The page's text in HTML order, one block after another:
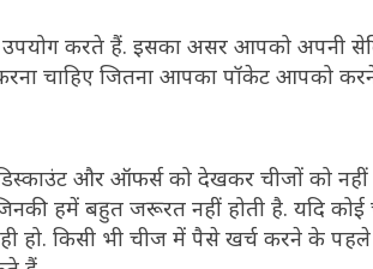
उपयोग करते हैं. इसका असर आपको अपनी
चाहिए जितना आपका पॉकेट आपको
और ऑफर्स को देखकर चीजों को नहीं
हमें बहुत जरूरत नहीं होती है. यदि
हो. किसी भी चीज में पैसे खर्च करने के